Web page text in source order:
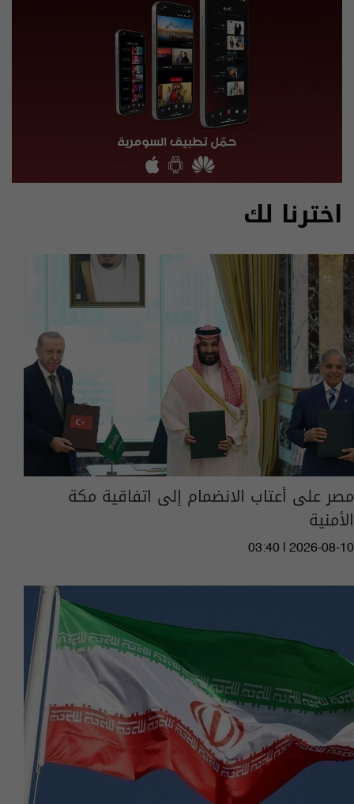
اخترنا لك
مصر على أعتاب الانضمام إلى اتفاقية مكة
الأمنية
03:40 | 2026-08-10